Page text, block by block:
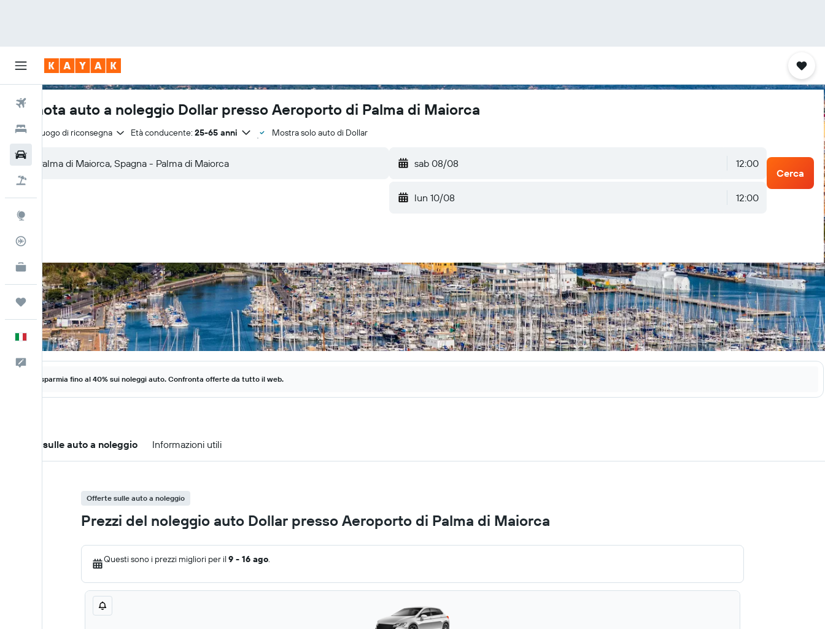
Voli
Hotel
KAYAK Business
NOVITÀ
Trips
Italiano
Commenti
Prenota auto a noleggio Dollar presso Aeroporto di Palma di Maiorca
Stesso luogo di riconsegna Età conducente: 25-65 anni Mostra solo auto di Dollar
sab 08/08 12:00
lun 10/08 12:00
Cerca
Risparmia fino al 40% sui noleggi auto. Confronta offerte da tutto il web.
Offerte sulle auto a noleggio Informazioni utili
Offerte sulle auto a noleggio
Prezzi del noleggio auto Dollar presso Aeroporto di Palma di Maiorca
Questi sono i prezzi migliori per il 9 - 16 ago.